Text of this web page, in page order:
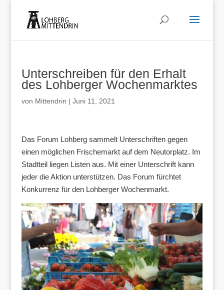
Unterschreiben für den Erhalt
des Lohberger Wochenmarktes
von Mittendrin | Juni 11, 2021
Das Forum Lohberg sammelt Unterschriften gegen
einen möglichen Frischemarkt auf dem Neutorplatz. Im
Stadtteil liegen Listen aus. Mit einer Unterschrift kann
jeder die Aktion unterstützen. Das Forum fürchtet
Konkurrenz für den Lohberger Wochenmarkt.